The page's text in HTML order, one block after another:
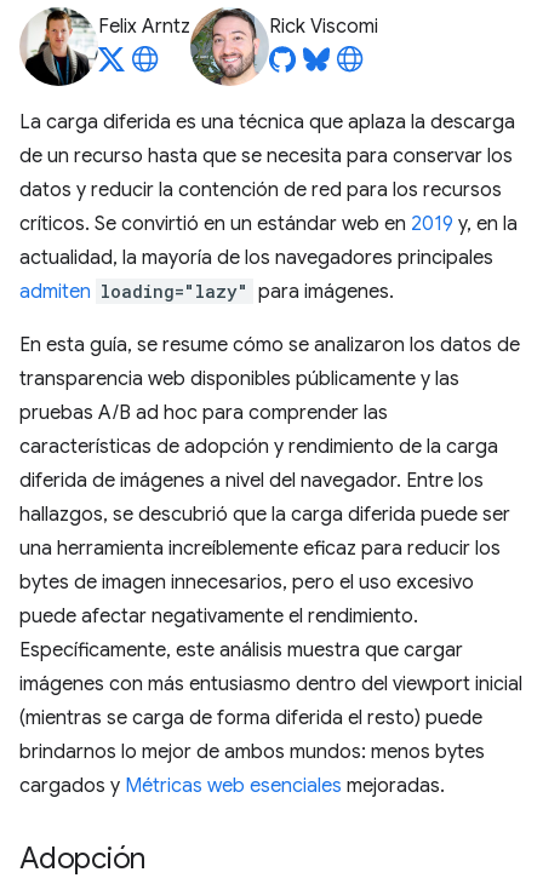
Felix Arntz Rick Viscomi
La carga diferida es una técnica que aplaza la descarga
de un recurso hasta que se necesita para conservar los
datos y reducir la contención de red para los recursos
críticos. Se convirtió en un estándar web en 2019 y, en la
actualidad, la mayoría de los navegadores principales
admiten loading="lazy" para imágenes.
En esta guía, se resume cómo se analizaron los datos de
transparencia web disponibles públicamente y las
pruebas A/B ad hoc para comprender las
características de adopción y rendimiento de la carga
diferida de imágenes a nivel del navegador. Entre los
hallazgos, se descubrió que la carga diferida puede ser
una herramienta increíblemente eficaz para reducir los
bytes de imagen innecesarios, pero el uso excesivo
puede afectar negativamente el rendimiento.
Específicamente, este análisis muestra que cargar
imágenes con más entusiasmo dentro del viewport inicial
(mientras se carga de forma diferida el resto) puede
brindarnos lo mejor de ambos mundos: menos bytes
cargados y Métricas web esenciales mejoradas.
Adopción